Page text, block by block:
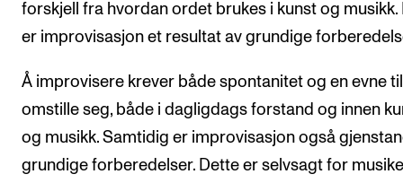
forskjell fra hvordan ordet brukes i kunst og musikk.
er improvisasjon et resultat av grundige
Å improvisere krever både spontanitet og en evne
omstille seg, både i dagligdags forstand og innen
og musikk. Samtidig er improvisasjon også
grundige forberedelser. Dette er selvsagt for